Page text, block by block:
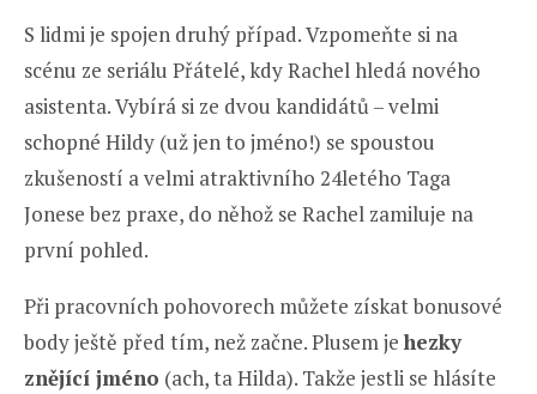
S lidmi je spojen druhý případ. Vzpomeňte si na
scénu ze seriálu Přátelé, kdy Rachel hledá nového
asistenta. Vybírá si ze dvou kandidátů – velmi
schopné Hildy (už jen to jméno!) se spoustou
zkušeností a velmi atraktivního 24letého Taga
Jonese bez praxe, do něhož se Rachel zamiluje na
první pohled.
Při pracovních pohovorech můžete získat bonusové
body ještě před tím, než začne. Plusem je hezky
znějící jméno (ach, ta Hilda). Takže jestli se hlásíte